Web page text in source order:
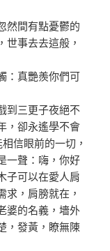
間有點憂鬱的
事去去這般，
真艷羨你們可
三更子夜絕不
，卻永遙學不會
信眼前的一切，
一聲：嗨，你好
子可以在愛人肩
求，肩膀就在，
婆的名義，墻外
，發黃，瞭無陳